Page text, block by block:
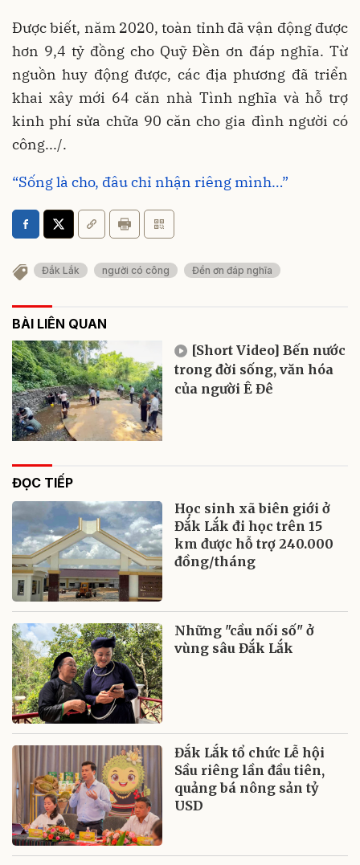
Được biết, năm 2020, toàn tỉnh đã vận động được
hơn 9,4 tỷ đồng cho Quỹ Đền ơn đáp nghĩa. Từ
nguồn huy động được, các địa phương đã triển
khai xây mới 64 căn nhà Tình nghĩa và hỗ trợ
kinh phí sửa chữa 90 căn cho gia đình người có
công.../.
“Sống là cho, đâu chỉ nhận riêng mình…”
Đắk Lắk người có công Đền ơn đáp nghĩa
BÀI LIÊN QUAN
[Short Video] Bến nước
trong đời sống, văn hóa
của người Ê Đê
ĐỌC TIẾP
Học sinh xã biên giới ở
Đắk Lắk đi học trên 15
km được hỗ trợ 240.000
đồng/tháng
Những "cầu nối số" ở
vùng sâu Đắk Lắk
Đắk Lắk tổ chức Lễ hội
Sầu riêng lần đầu tiên,
quảng bá nông sản tỷ
USD